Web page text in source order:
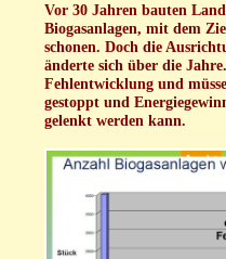
Vor 30 Jahren bauten
Biogasanlagen, mit dem
schonen. Doch die
änderte sich über die
Fehlentwicklung und
gestoppt und
gelenkt werden kann.